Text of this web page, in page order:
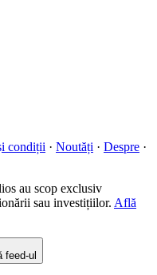
condiții · Noutăți · Despre ·
au scop exclusiv
sau investițiilor. Află
feed-ul